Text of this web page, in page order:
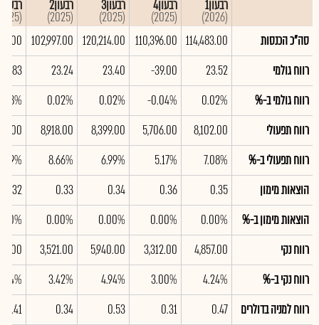
רבעון1
(2026)
רבעון4
(2025)
רבעון3
(2025)
רבעון2
(2025)
רבעון1
(2025)
סה"כ הכנסות
114,483.00
110,396.00
120,214.00
102,997.00
רווח גולמי
23.52
-39.00
23.40
23.24
81.83
רווח גולמי ב-%
0.02%
-0.04%
0.02%
0.02%
רווח תפעולי
8,102.00
5,706.00
8,399.00
8,918.00
רווח תפעולי ב-%
7.08%
5.17%
6.99%
8.66%
הוצאות מימון
0.35
0.36
0.34
0.33
0.32
הוצאות מימון ב-%
0.00%
0.00%
0.00%
0.00%
רווח נקי
4,857.00
3,312.00
5,940.00
3,521.00
רווח נקי ב-%
4.24%
3.00%
4.94%
3.42%
רווח למניה בדולרים
0.47
0.31
0.53
0.34
0.41